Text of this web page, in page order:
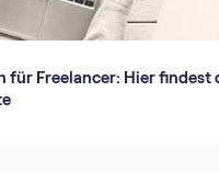
für Freelancer: Hier findest